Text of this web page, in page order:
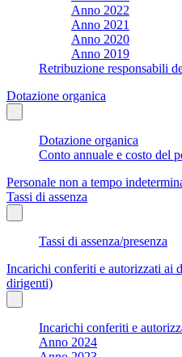
Anno 2022
Anno 2021
Anno 2020
Anno 2019
Retribuzione responsabili
Dotazione organica
Dotazione organica
Conto annuale e costo del
Personale non a tempo
Tassi di assenza
Tassi di assenza/presenza
Incarichi conferiti e autorizzati ai
dirigenti)
Incarichi conferiti e
Anno 2024